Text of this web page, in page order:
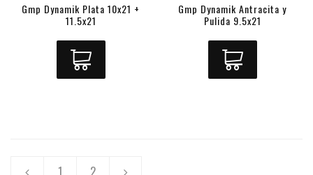
Gmp Dynamik Plata 10x21 +
11.5x21
Gmp Dynamik Antracita y
Pulida 9.5x21
1 2